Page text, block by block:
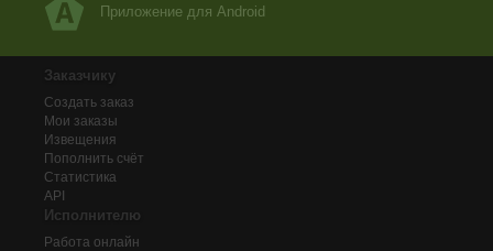
Приложение для Android
Заказчику
Создать заказ
Мои заказы
Извещения
Пополнить счёт
Статистика
API
Исполнителю
Работа онлайн